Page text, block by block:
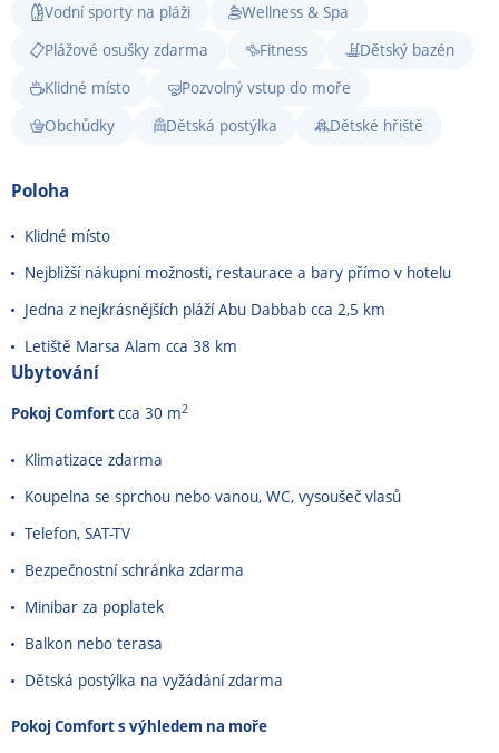
Vodní sporty na pláži
Wellness & Spa
Plážové osušky zdarma
Fitness
Dětský bazén
Klidné místo
Pozvolný vstup do moře
Obchůdky
Dětská postýlka Dětské hřiště
Poloha
Klidné místo
Nejbližší nákupní možnosti, restaurace a bary přímo v hotelu
Jedna z nejkrásnějších pláží Abu Dabbab cca 2,5 km
Letiště Marsa Alam cca 38 km
Ubytování
Pokoj Comfortcca 30 m2
Klimatizace zdarma
Koupelna se sprchou nebo vanou, WC, vysoušeč vlasů
Telefon, SAT-TV
Bezpečnostní schránka zdarma
Minibar za poplatek
Balkon nebo terasa
Dětská postýlka na vyžádání zdarma
Pokoj Comfort s výhledem na moře